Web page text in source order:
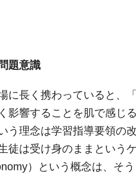
題意識
に長く携わっていると、
影響することを肌で感じ
う理念は学習指導要領の
徒は受け身のままという
）という概念は、そ